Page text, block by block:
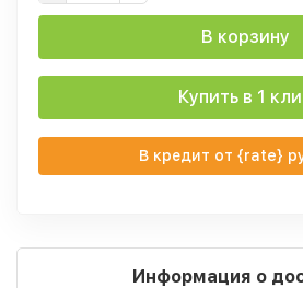
В корзину
Купить в 1
В кредит от {rate}
Информация о